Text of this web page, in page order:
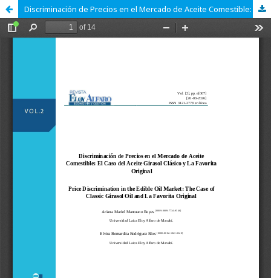
Discriminación de Precios en el Mercado de Aceite Comestible: El Caso del Aceite Girasol Clásico y La Favorita Original